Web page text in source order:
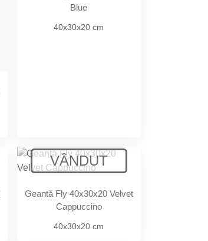
Blue
40x30x20 cm
Geantă Fly 40x30x20 Velvet
Cappuccino
40x30x20 cm